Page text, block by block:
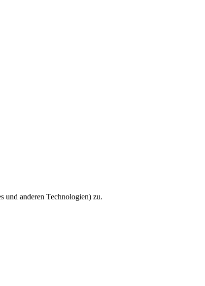
und anderen Technologien) zu.